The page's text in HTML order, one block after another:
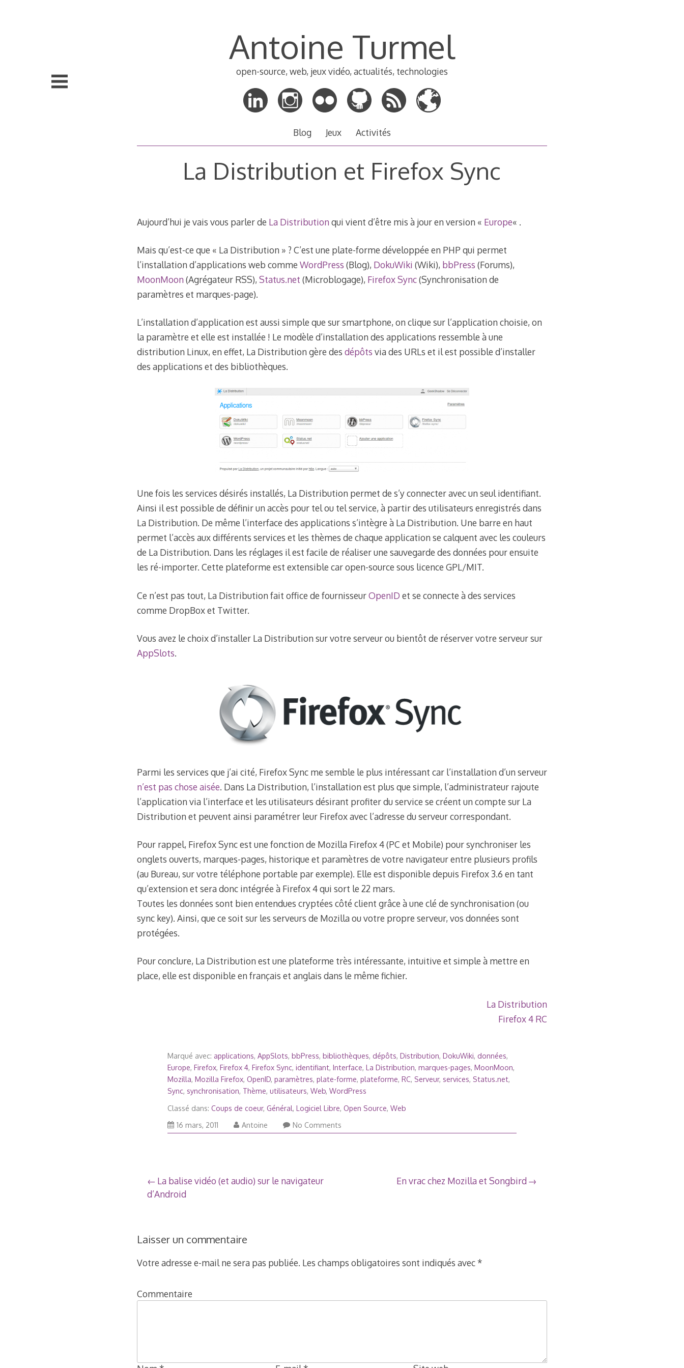
Antoine Turmel
open-source, web, jeux vidéo, actualités, technologies
Blog Jeux Activités
La Distribution et Firefox Sync
Aujourd’hui je vais vous parler de La Distributionqui vient d’être mis à jour en version « Europe« .
Mais qu’est-ce que « La Distribution » ? C’est une plate-forme développée en PHP qui permet
l’installation d’applications web comme WordPress (Blog), DokuWiki (Wiki), bbPress (Forums),
MoonMoon(Agrégateur RSS), Status.net (Microblogage), Firefox Sync(Synchronisation de
paramètres et marques-page).
L’installation d’application est aussi simple que sur smartphone, on clique sur l’application choisie, on
la paramètre et elle est installée ! Le modèle d’installation des applications ressemble à une
distribution Linux, en effet, La Distribution gère des dépôts via des URLs et il est possible d’installer
des applications et des bibliothèques.
Une fois les services désirés installés, La Distribution permet de s’y connecter avec un seul identifiant.
Ainsi il est possible de définir un accès pour tel ou tel service, à partir des utilisateurs enregistrés dans
La Distribution. De même l’interface des applications s’intègre à La Distribution. Une barre en haut
permet l’accès aux différents services et les thèmes de chaque application se calquent avec les couleurs
de La Distribution. Dans les réglages il est facile de réaliser une sauvegarde des données pour ensuite
les ré-importer. Cette plateforme est extensible car open-source sous licence GPL/MIT.
Ce n’est pas tout, La Distribution fait office de fournisseurOpenID et se connecte à des services
comme DropBox et Twitter.
Vous avez le choix d’installer La Distribution sur votre serveur ou bientôt de réserver votre serveur sur
AppSlots.
Parmi les services que j’ai cité, Firefox Sync me semble le plus intéressant car l’installation d’un serveur
n’est pas chose aisée. Dans La Distribution, l’installation est plus que simple, l’administrateur rajoute
l’application via l’interface et les utilisateurs désirant profiter du service se créent un compte sur La
Distribution et peuvent ainsi paramétrer leur Firefox avec l’adresse du serveur correspondant.
Pour rappel, Firefox Sync est une fonction de Mozilla Firefox 4 (PC et Mobile) pour synchroniser les
onglets ouverts, marques-pages, historique et paramètres de votre navigateur entre plusieurs profils
(au Bureau, sur votre téléphone portable par exemple). Elle est disponible depuis Firefox 3.6 en tant
qu’extension et sera donc intégrée à Firefox 4 qui sort le 22 mars.
Toutes les données sont bien entendues cryptées côté client grâce à une clé de synchronisation (ou
sync key). Ainsi, que ce soit sur les serveurs de Mozilla ou votre propre serveur, vos données sont
protégées.
Pour conclure, La Distribution est une plateforme très intéressante, intuitive et simple à mettre en
place, elle est disponible en français et anglais dans le même fichier.
La Distribution
Firefox 4 RC
Marqué avec: applications,AppSlots,bbPress,bibliothèques, dépôts,Distribution,DokuWiki, données,
Europe,Firefox,Firefox 4,Firefox Sync,identifiant,Interface,La Distribution,marques-pages,MoonMoon,
Mozilla,Mozilla Firefox,OpenID,paramètres,plate-forme,plateforme,RC, Serveur, services, Status.net,
Sync, synchronisation, Thème,utilisateurs,Web,WordPress
Classé dans:Coups de coeur,Général,Logiciel Libre,Open Source,Web
16 mars, 2011
juillet,
Antoine No Comments
Navigation
La balise vidéo (et audio) sur le navigateur
d’Android
En vrac chez Mozilla et Songbird
Laisser un commentaire
Votre adresse e-mail ne sera pas publiée. Les champs obligatoires sont indiqués avec *
Commentaire